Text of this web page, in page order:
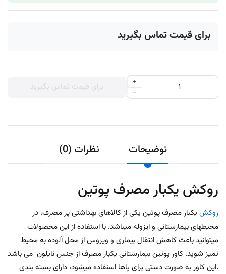
برای قیمت تماس بگیرید
-
+ برای قیمت تماس بگیرید
توضیحات نظرات (0)
روکش یکبار مصرف پوتین
روکش یکبار مصرف پوتین یکی از کالاهای بهداشتی پر مصرف، در
محیطهای بیمارستانی و ایزوله میباشد. با استفاده از این محصولات
میتوانید باعث کاهش انتقال بیماری و ویروس از محل آلوده به محیط
تمیز شوید. کاور پوتین بیمارستانی یکبار مصرف از جنس نایلون می باشد
.این کاور به صورت دستی برای پاها استفاده میشود، دارای بسته بندی